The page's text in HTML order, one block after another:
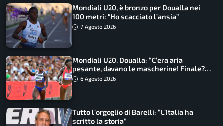
Mondiali U20, è bronzo per Doualla nei
100 metri: “Ho scacciato l’ansia”
7 Agosto 2026
Mondiali U20, Doualla: “C’era aria
pesante, davano le mascherine! Finale?
Non ho nulla da perdere”
6 Agosto 2026
Tutto l’orgoglio di Barelli: “L’Italia ha
scritto la storia”